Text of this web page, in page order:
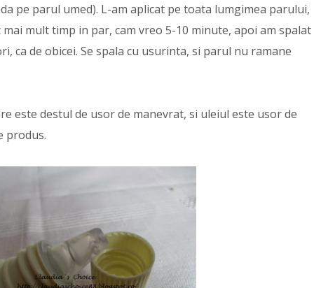
pe parul umed). L-am aplicat pe toata lumgimea parului,
mult timp in par, cam vreo 5-10 minute, apoi am spalat
ca de obicei. Se spala cu usurinta, si parul nu ramane
este destul de usor de manevrat, si uleiul este usor de
produs.